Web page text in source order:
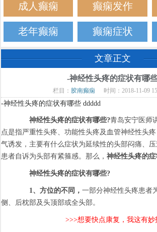
成人癫痫 癫痫发作
老年癫痫 癫痫症状
文章正文
-神经性头疼的症状有哪
栏目： 胶南癫痫 时间：2018-11-09
-神经性头疼的症状有哪些 ddddd
神经性头疼的症状有哪些?青岛安宁医师
点是指严重性头疼、功能性头疼及血管神经性头
气诱发，主要有什么症状为延续性的头部闷痛、
患者自诉为头部有紧箍感。那么，神经性头疼的
神经性头疼的症状有哪些?
1、方位的不同，一部分神经性头疼患者
侧、后枕部及头顶部或全头部。
>>>想要快点康复，我这有妙